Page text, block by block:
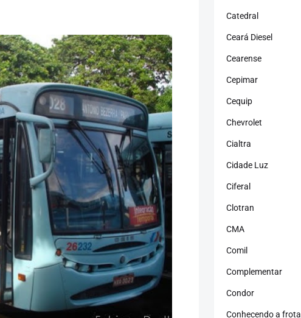
Catedral
Ceará Diesel
Cearense
Cepimar
Cequip
Chevrolet
Cialtra
Cidade Luz
Ciferal
Clotran
CMA
Comil
Complementar
Condor
Conhecendo a frota